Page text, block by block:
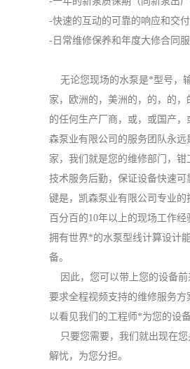
-快速的互动的可靠的响应和交付
-日常维修保养和年度大修合同
无论您现场的水泵是*型号，
家，欧洲的，美洲的，的，的
的任何生产厂商，或，或国产，
森泵业有限公司的服务团队永远
家，我们就是您的维修部门，钳
技术服务后勤，保证设备快速可
键是，凯森泵业有限公司专业
百分百的10年以上的现场工作经
拥有世界*的水泵型线计算设计
备。
因此，您可以带上您的设备前
要求全程视频支持的维修服务方
以看见我们的工程师*为您的设
只要您需要，我们就出现在您
解忧，为您分担。